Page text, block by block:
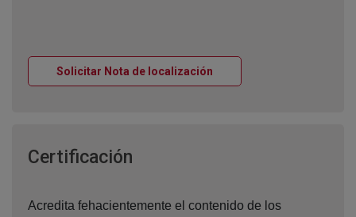
Solicitar Nota de localización
Certificación
Acredita fehacientemente el contenido de los